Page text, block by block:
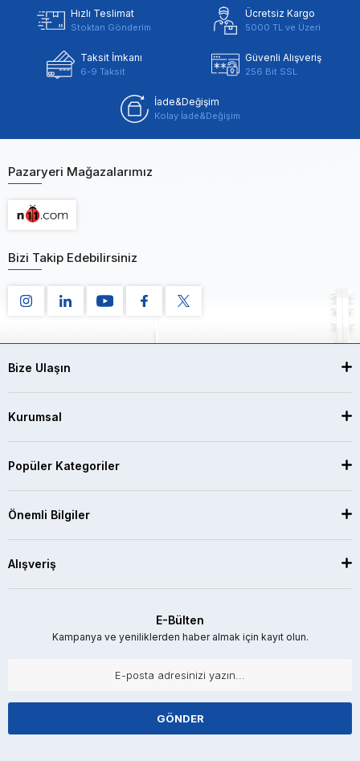
Hızlı Teslimat
Stoktan Gönderim
Ücretsiz Kargo
5000 TL ve Üzeri
Taksit İmkanı
6-9 Taksit
Güvenli Alışveriş
256 Bit SSL
İade&Değişim
Kolay İade&Değişim
Pazaryeri Mağazalarımız
Bizi Takip Edebilirsiniz
Bize Ulaşın
Kurumsal
Popüler Kategoriler
Önemli Bilgiler
Alışveriş
E-Bülten
Kampanya ve yeniliklerden haber almak için kayıt olun.
GÖNDER